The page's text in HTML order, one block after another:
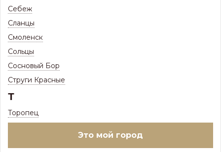
Длина кузова: 5,20 м;
Ширина кузова: 2,17 м;
Высота кузова: 0,45 м;
Себеж
Сланцы
Смоленск
Сольцы
Сосновый Бор
Струги Красные
Т
Торопец
Это мой город